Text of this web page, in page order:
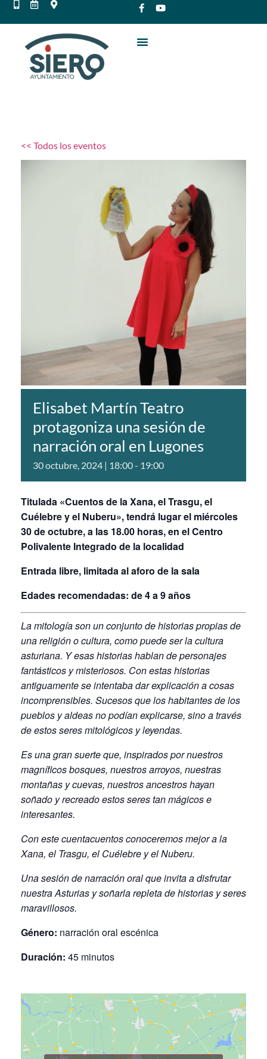
<< Todos los eventos
Elisabet Martín Teatro
protagoniza una sesión de
narración oral en Lugones
30 octubre, 2024 | 18:00- 19:00
Titulada «Cuentos de la Xana, el Trasgu, el
Cuélebre y el Nuberu», tendrá lugar el miércoles
30 de octubre, a las 18.00 horas, en el Centro
Polivalente Integrado de la localidad
Entrada libre, limitada al aforo de la sala
Edades recomendadas: de 4 a 9 años
La mitología son un conjunto de historias propias de
una religión o cultura, como puede ser la cultura
asturiana. Y esas historias hablan de personajes
fantásticos y misteriosos. Con estas historias
antiguamente se intentaba dar explicación a cosas
incomprensibles. Sucesos que los habitantes de los
pueblos y aldeas no podían explicarse, sino a través
de estos seres mitológicos y leyendas.
Es una gran suerte que, inspirados por nuestros
magníficos bosques, nuestros arroyos, nuestras
montañas y cuevas, nuestros ancestros hayan
soñado y recreado estos seres tan mágicos e
interesantes.
Con este cuentacuentos conoceremos mejor a la
Xana, el Trasgu, el Cuélebre y el Nuberu.
Una sesión de narración oral que invita a disfrutar
nuestra Asturias y soñarla repleta de historias y seres
maravillosos.
Género: narración oral escénica
Duración: 45 minutos